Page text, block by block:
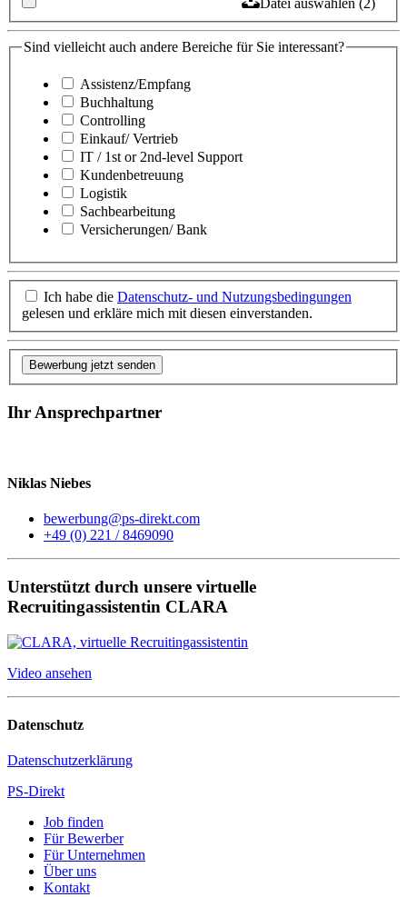
Sind vielleicht auch andere Bereiche für Sie interessant?
Assistenz/Empfang
Buchhaltung
Controlling
Einkauf/ Vertrieb
IT / 1st or 2nd-level Support
Kundenbetreuung
Logistik
Sachbearbeitung
Versicherungen/ Bank
Ich habe die Datenschutz- und Nutzungsbedingungen
gelesen und erkläre mich mit diesen einverstanden.
Bewerbung jetzt senden
Ihr Ansprechpartner
Niklas Niebes
bewerbung@ps-direkt.com
+49 (0) 221 / 8469090
Unterstützt durch unsere virtuelle
Recruitingassistentin CLARA
Video ansehen
Datenschutz
Datenschutzerklärung
PS-Direkt
Job finden
Für Bewerber
Für Unternehmen
Über uns
Kontakt